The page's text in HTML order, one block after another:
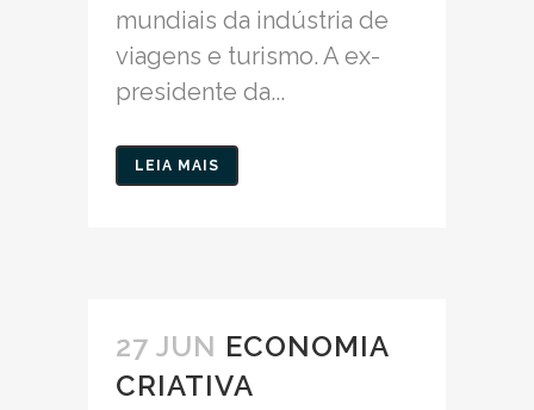
mundiais da indústria de
viagens e turismo. A ex-
presidente da...
LEIA MAIS
27 JUN ECONOMIA
CRIATIVA